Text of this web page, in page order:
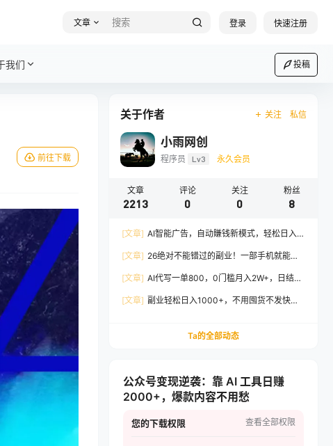
文章 登录 快速注册
我们 投稿
前往下载
关于作者 关注 私信
小雨网创
程序员 Lv3 永久会员
文章
2213
评论
0
关注
0
粉丝
8
[文章] AI智能广告，自动賺钱新模式，轻松日入
[文章] 26绝对不能错过的副业！一部手机就能操
[文章] AI代写一单800，0门槛月入2W+，日结不
[文章] 副业轻松日入1000+，不用囤货不发快
Ta的全部动态
公众号变现逆袭：靠 AI 工具日赚
2000+，爆款内容不用愁
您的下载权限 查看全部权限